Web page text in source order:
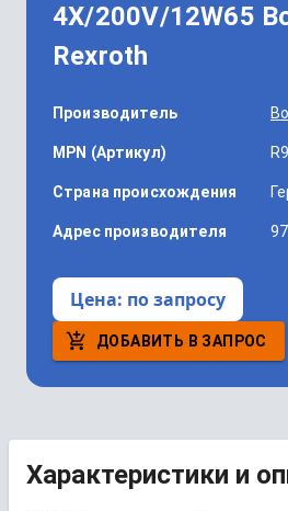
4X/200V/12W65
Rexroth
Производитель
MPN (Артикул)
Страна происхождения
Адрес производителя
Цена: по запросу
ДОБАВИТЬ В ЗАПРОС
Характеристики и